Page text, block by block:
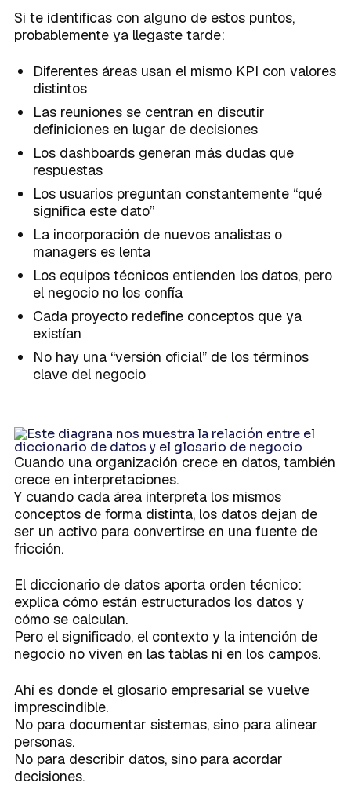
Si te identificas con alguno de estos puntos,
probablemente ya llegaste tarde:
Diferentes áreas usan el mismo KPI con valores
distintos
Las reuniones se centran en discutir
definiciones en lugar de decisiones
Los dashboards generan más dudas que
respuestas
Los usuarios preguntan constantemente “qué
significa este dato”
La incorporación de nuevos analistas o
managers es lenta
Los equipos técnicos entienden los datos, pero
el negocio no los confía
Cada proyecto redefine conceptos que ya
existían
No hay una “versión oficial” de los términos
clave del negocio
Cuando una organización crece en datos, también
crece en interpretaciones.
Y cuando cada área interpreta los mismos
conceptos de forma distinta, los datos dejan de
ser un activo para convertirse en una fuente de
fricción.
El diccionario de datos aporta orden técnico:
explica cómo están estructurados los datos y
cómo se calculan.
Pero el significado, el contexto y la intención de
negocio no viven en las tablas ni en los campos.
Ahí es donde el glosario empresarial se vuelve
imprescindible.
No para documentar sistemas, sino para alinear
personas.
No para describir datos, sino para acordar
decisiones.